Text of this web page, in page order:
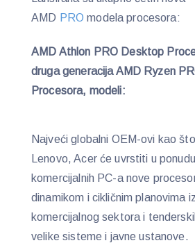
AMD PRO modela procesora:
AMD Athlon PRO Desktop
druga generacija AMD Ryzen
Procesora, modeli:
Najveći globalni OEM-ovi kao
Lenovo, Acer će uvrstiti u
komercijalnih PC-a nove
dinamikom i cikličnim planovima
komercijalnog sektora i
velike sisteme i javne ustanove.